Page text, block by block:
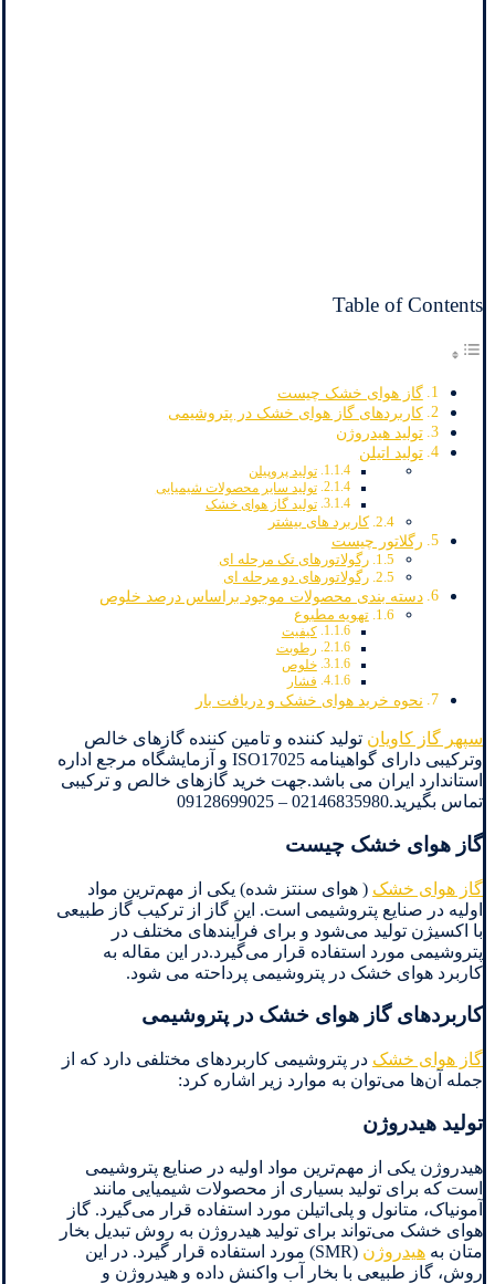
Table of Contents
گاز هوای خشک چیست
کاربردهای گاز هوای خشک در پتروشیمی
تولید هیدروژن
تولید اتیلن
تولید پروپیلن
تولید سایر محصولات شیمیایی
تولید گاز هوای خشک
کاربرد های بیشتر
رگلاتور چیست
رگولاتورهای تک مرحله ای
رگولاتورهای دو مرحله ای
دسته بندی محصولات موجود براساس درصد خلوص
تهویه مطبوع
کیفیت
رطوبت
خلوص
فشار
نحوه خرید هوای خشک و دریافت بار
سپهر گاز کاویان تولید کننده و تامین کننده گازهای خالص
وترکیبی دارای گواهینامه ISO17025 و آزمایشگاه مرجع اداره
استاندارد ایران می باشد.جهت خرید گازهای خالص و ترکیبی
تماس بگیرید.02146835980 – 09128699025
گاز هوای خشک چیست
گاز هوای خشک ( هوای سنتز شده) یکی از مهم‌ترین مواد
اولیه در صنایع پتروشیمی است. این گاز از ترکیب گاز طبیعی
با اکسیژن تولید می‌شود و برای فرآیندهای مختلف در
پتروشیمی مورد استفاده قرار می‌گیرد.در این مقاله به
کاربرد هوای خشک در پتروشیمی پرداحته می شود.
کاربردهای گاز هوای خشک در پتروشیمی
گاز هوای خشک در پتروشیمی کاربردهای مختلفی دارد که از
جمله آن‌ها می‌توان به موارد زیر اشاره کرد:
تولید هیدروژن
هیدروژن یکی از مهم‌ترین مواد اولیه در صنایع پتروشیمی
است که برای تولید بسیاری از محصولات شیمیایی مانند
آمونیاک، متانول و پلی‌اتیلن مورد استفاده قرار می‌گیرد. گاز
هوای خشک می‌تواند برای تولید هیدروژن به روش تبدیل بخار
متان به هیدروژن
(SMR) مورد استفاده قرار گیرد. در این
روش، گاز طبیعی با بخار آب واکنش داده و هیدروژن و